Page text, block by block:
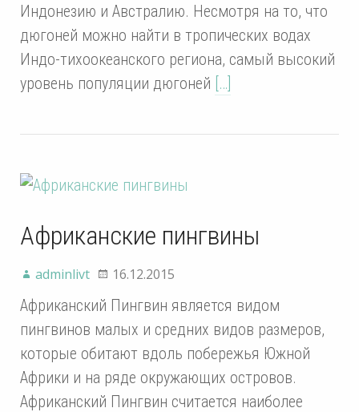
Индонезию и Австралию. Несмотря на то, что
дюгоней можно найти в тропических водах
Индо-тихоокеанского региона, самый высокий
уровень популяции дюгоней […]
Африканские пингвины
adminlivt 16.12.2015
Африканский Пингвин является видом
пингвинов малых и средних видов размеров,
которые обитают вдоль побережья Южной
Африки и на ряде окружающих островов.
Африканский Пингвин считается наиболее